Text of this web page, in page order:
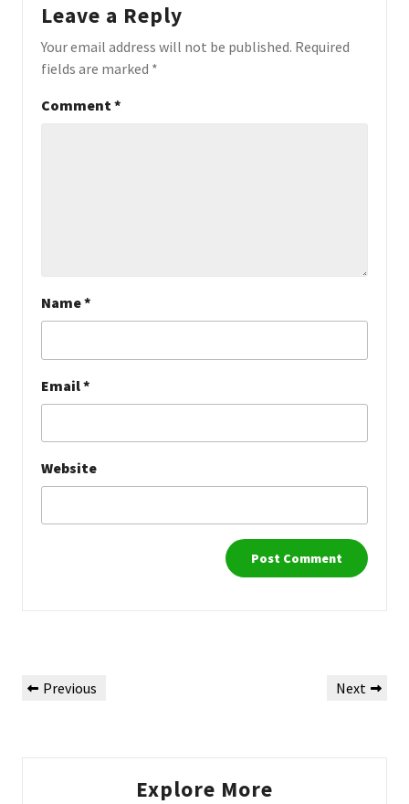
Leave a Reply
Your email address will not be published. Required
fields are marked *
Comment *
Name*
Email*
Website
navigation
Previous
Previous
Next
Next
Explore More